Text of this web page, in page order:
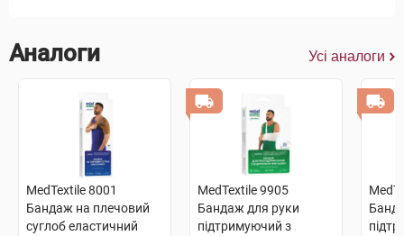
Аналоги Усі аналоги
MedTextile 8001
Бандаж на плечовий
суглоб еластичний
MedTextile 9905
Бандаж для руки
підтримуючий з